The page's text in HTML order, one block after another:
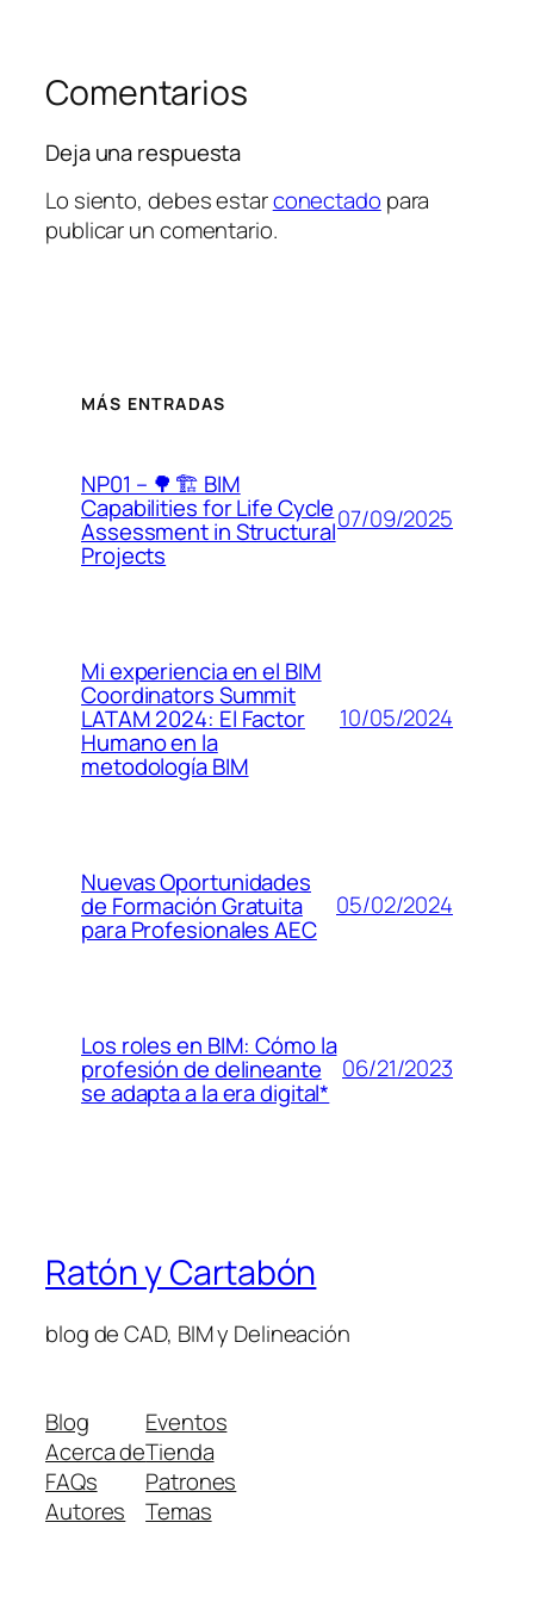
Comentarios
Deja una respuesta
Lo siento, debes estarconectado para
publicar un comentario.
MÁS ENTRADAS
NP01 – 🌳🏗️ BIM
Capabilities for Life Cycle
Assessment in Structural
Projects
07/09/2025
Mi experiencia en el BIM
Coordinators Summit
LATAM 2024: El Factor
Humano en la
metodología BIM
10/05/2024
Nuevas Oportunidades
de Formación Gratuita
para Profesionales AEC
05/02/2024
Los roles en BIM: Cómo la
profesión de delineante
se adapta a la era digital*
06/21/2023
Ratón y Cartabón
blog de CAD, BIM y Delineación
Blog
Acerca de
FAQs
Autores
Eventos
Tienda
Patrones
Temas